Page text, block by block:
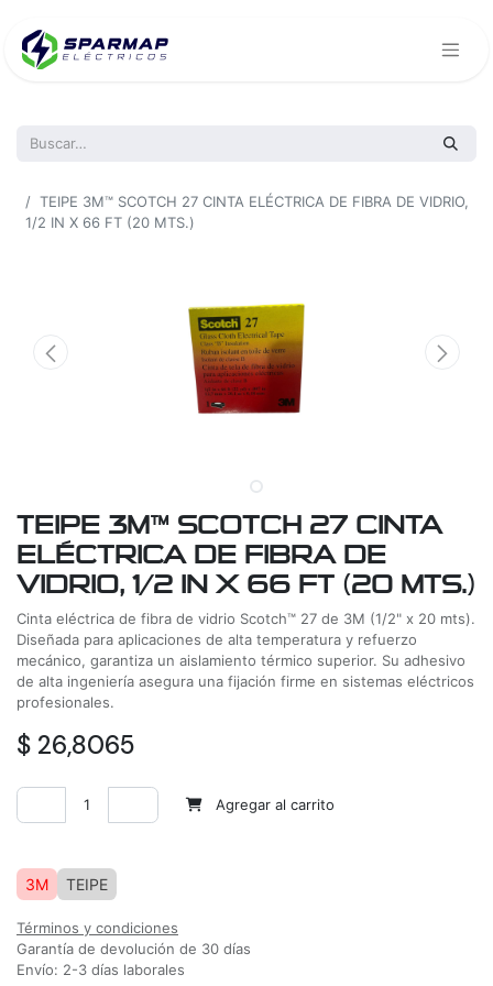
TEIPE 3M™ SCOTCH 27 CINTA ELÉCTRICA DE FIBRA DE VIDRIO,
1/2 IN X 66 FT (20 MTS.)
TEIPE 3M™ SCOTCH 27 CINTA
ELÉCTRICA DE FIBRA DE
VIDRIO, 1/2 IN X 66 FT (20 MTS.)
Cinta eléctrica de fibra de vidrio Scotch™ 27 de 3M (1/2" x 20 mts).
Diseñada para aplicaciones de alta temperatura y refuerzo
mecánico, garantiza un aislamiento térmico superior. Su adhesivo
de alta ingeniería asegura una fijación firme en sistemas eléctricos
profesionales.
$ 26,8065
Agregar al carrito
3M TEIPE
Términos y condiciones
Garantía de devolución de 30 días
Envío: 2-3 días laborales